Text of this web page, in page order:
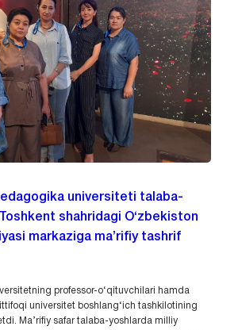
universiteti talaba-
shahridagi O‘zbekiston
markaziga ma’rifiy tashrif
professor-o‘qituvchilari hamda
ittifoqi universitet boshlang‘ich tashkilotining
Ma’rifiy safar talaba-yoshlarda milliy